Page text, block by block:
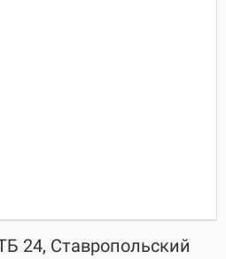
24, Ставропольский